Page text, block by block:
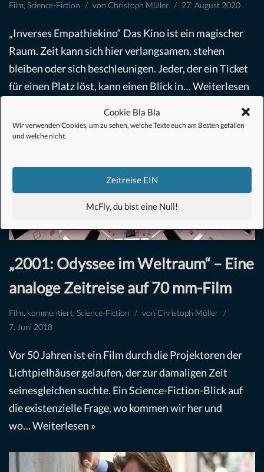
Cookie Bla Bla
Wir verwenden Cookies, um zu sehen, welche Texte euch am Besten gefallen
und welche nicht.
Zeitreise EIN
McFly, du bist eine Null!
Film, Science-Fiction von Christoph Müller 27. August 2020
„Inverses Empathiekino“ Das Kino ist ein magischer
Raum. Zeit kann sich hier verlangsamen, stehen
bleiben oder sich beschleunigen. Jeder, der ein Ticket
für einen Platz löst, kann einen Blick in…Weiterlesen
„2001: Odyssee im Weltraum“ – Eine
analoge Zeitreise auf 70 mm-Film
Film kommentiert Science-Fiction von Christoph Müller
7. Juni 2018
Vor 50 Jahren ist ein Film durch die Projektoren der
Lichtpielhäuser gelaufen, der zur damaligen Zeit
seinesgleichen suchte. Ein Science-Fiction-Blick auf
die existenzielle Frage, wo kommen wir her und
wo…Weiterlesen »